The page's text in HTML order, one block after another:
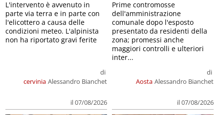
cervinia
di
Alessandro Bianchet
il 07/08/2026
L'intervento è avvenuto in
parte via terra e in parte con
l'elicottero a causa delle
condizioni meteo. L'alpinista
non ha riportato gravi ferite
Aosta
di
Alessandro Bianchet
il 07/08/2026
Prime contromosse
dell'amministrazione
comunale dopo l'esposto
presentato da residenti della
zona; promessi anche
maggiori controlli e ulteriori
inter...